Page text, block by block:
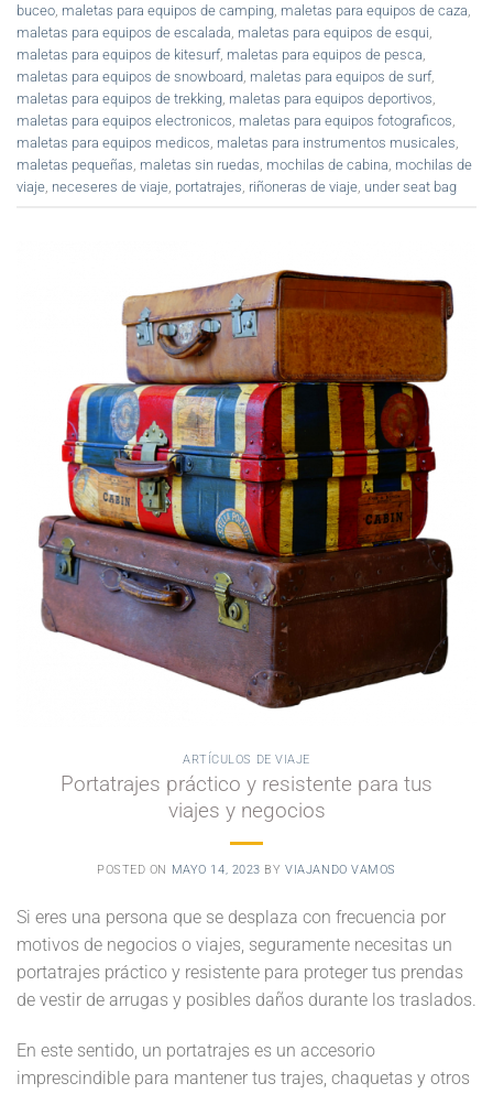
buceo maletas para equipos de camping maletas para equipos de caza
maletas para equipos de escalada maletas para equipos de esqui
maletas para equipos de kitesurf, maletas para equipos de pesca
maletas para equipos de snowboard maletas para equipos de surf,
maletas para equipos de trekking maletas para equipos deportivos
maletas para equipos electronicos maletas para equipos fotograficos
maletas para equipos medicos maletas para instrumentos musicales
maletas pequeñas maletas sin ruedas mochilas de cabina mochilas de
viaje neceseres de viaje portatrajes riñoneras de viaje under seat bag
ARTÍCULOS DE VIAJE
Portatrajes práctico y resistente para tus
viajes y negocios
POSTED ON MAYO 14, 2023 BYVIAJANDO VAMOS
Si eres una persona que se desplaza con frecuencia por
motivos de negocios o viajes, seguramente necesitas un
portatrajes práctico y resistente para proteger tus prendas
de vestir de arrugas y posibles daños durante los traslados.
En este sentido, un portatrajes es un accesorio
imprescindible para mantener tus trajes, chaquetas y otros